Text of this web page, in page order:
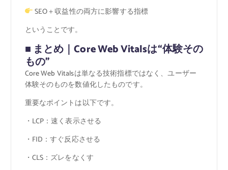
SEO＋収益性の両方に影響する指標
ということです。
■ まとめ｜Core Web Vitalsは“体験その
もの”
Core Web Vitalsは単なる技術指標ではなく、ユーザー
体験そのものを数値化したものです。
重要なポイントは以下です。
・LCP：速く表示させる
・FID：すぐ反応させる
・CLS：ズレをなくす